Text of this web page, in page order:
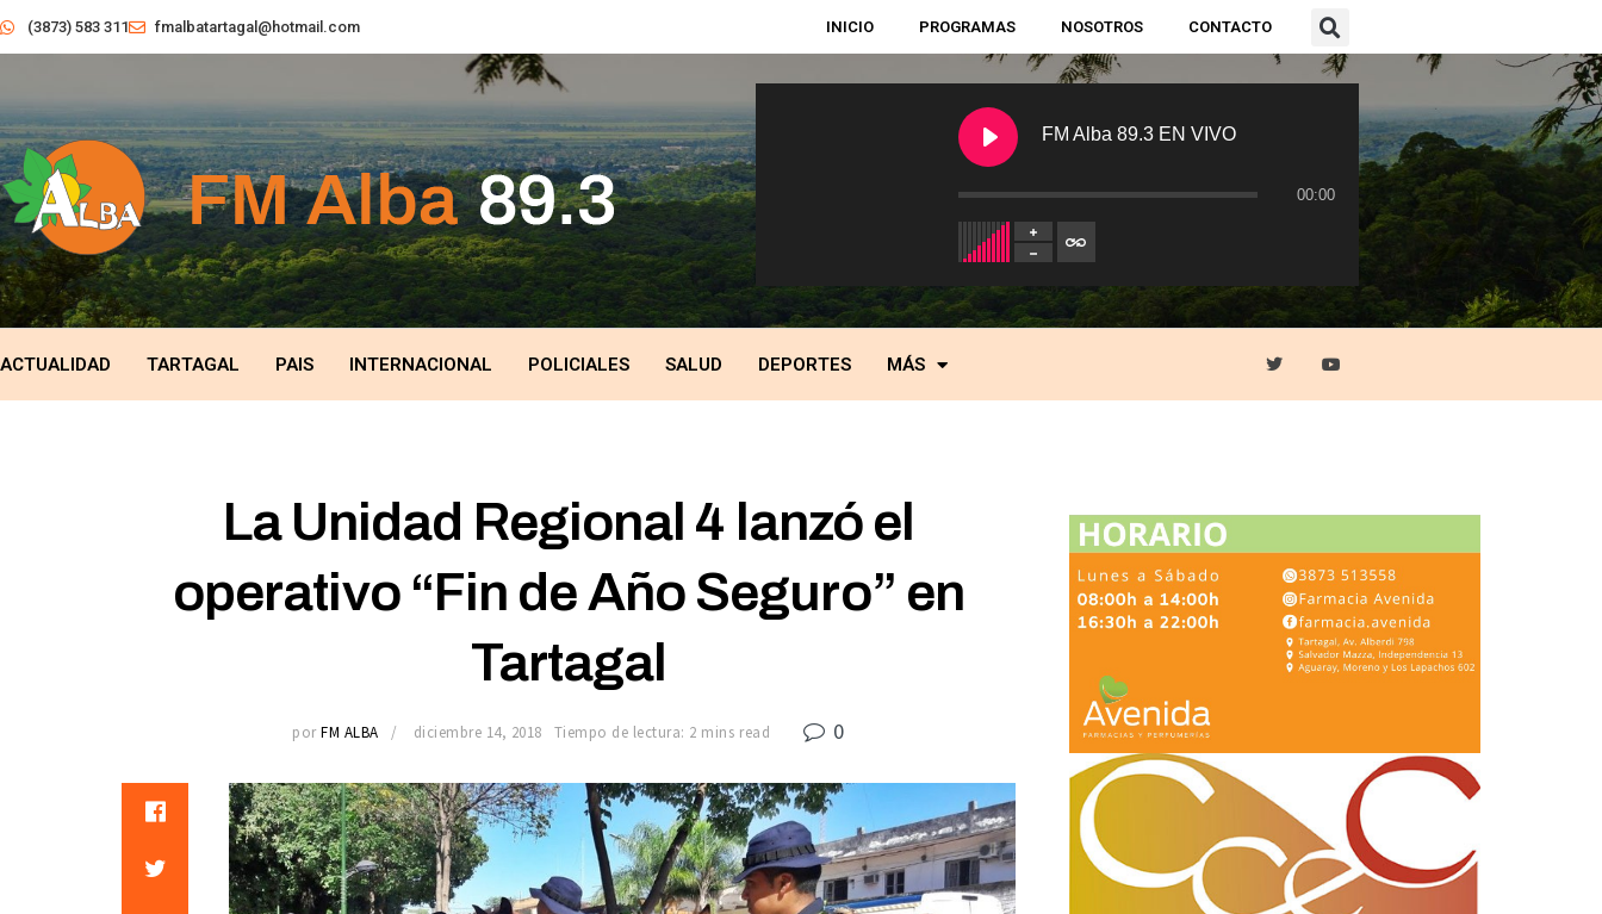
(3873) 583 311 fmalbatartagal@hotmail.com INICIO PROGRAMAS NOSOTROS CONTACTO
FM Alba 89.3 EN VIVO
00:00
ACTUALIDAD TARTAGAL PAIS INTERNACIONAL POLICIALES SALUD DEPORTES MÁS
La Unidad Regional 4 lanzó el
operativo “Fin de Año Seguro” en
Tartagal
por FM ALBA diciembre 14, 2018 Tiempo de lectura: 2 mins read 0